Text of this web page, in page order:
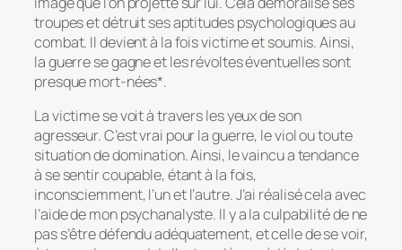
troupes et détruit ses aptitudes psychologiques au
combat. Il devient à la fois victime et soumis. Ainsi,
la guerre se gagne et les révoltes éventuelles sont
presque mort-nées*.
La victime se voit à travers les yeux de son
agresseur. C’est vrai pour la guerre, le viol ou toute
situation de domination. Ainsi, le vaincu a tendance
à se sentir coupable, étant à la fois,
inconsciemment, l’un et l’autre. J’ai réalisé cela avec
l’aide de mon psychanalyste. Il y a la culpabilité de ne
pas s’être défendu adéquatement, et celle de se voir,